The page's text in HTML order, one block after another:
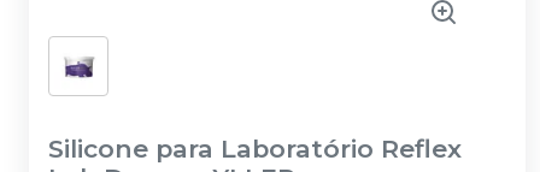
Silicone para Laboratório Reflex